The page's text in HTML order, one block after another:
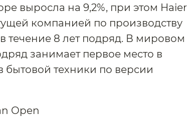
выросла на 9,2%, при этом Haier
компанией по производству
течение 8 лет подряд. В мировом
занимает первое место в
техники по версии